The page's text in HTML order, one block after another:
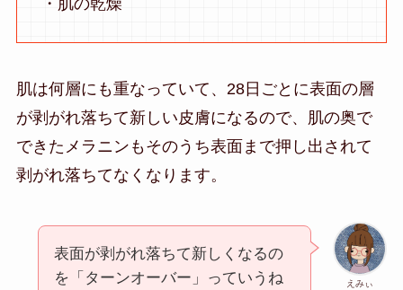
肌は何層にも重なっていて、28日ごとに表面の層
が剥がれ落ちて新しい皮膚になるので、肌の奥で
できたメラニンもそのうち表面まで押し出されて
剥がれ落ちてなくなります。
えみぃ
表面が剥がれ落ちて新しくなるの
を「ターンオーバー」っていうね